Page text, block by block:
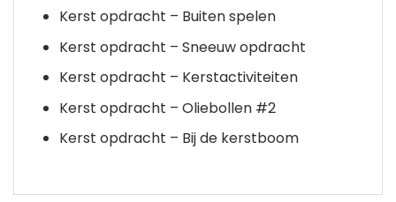
Kerst opdracht – Buiten spelen
Kerst opdracht – Sneeuw opdracht
Kerst opdracht – Kerstactiviteiten
Kerst opdracht – Oliebollen #2
Kerst opdracht – Bij de kerstboom